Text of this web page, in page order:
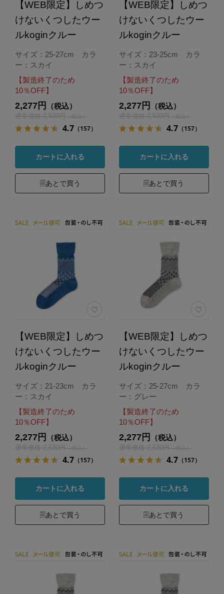
【WEB限定】しめつ
けないくつしたウー
ルkoginクルー
サイズ：25-27cm カラ
ー：スカイ
【製造終了のため
10％OFF】
2,277円 （税込）
通常価格 2,530円 （税込）
4.7（157）
カートに入れる
あとで買う
【WEB限定】しめつ
けないくつしたウー
ルkoginクルー
サイズ：23-25cm カラ
ー：スカイ
【製造終了のため
10％OFF】
2,277円 （税込）
通常価格 2,530円 （税込）
4.7（157）
カートに入れる
あとで買う
【WEB限定】しめつ
けないくつしたウー
ルkoginクルー
サイズ：21-23cm カラ
ー：スカイ
【製造終了のため
10％OFF】
2,277円 （税込）
通常価格 2,530円 （税込）
4.7（157）
カートに入れる
あとで買う
【WEB限定】しめつ
けないくつしたウー
ルkoginクルー
サイズ：25-27cm カラ
ー：グレー
【製造終了のため
10％OFF】
2,277円 （税込）
通常価格 2,530円 （税込）
4.7（157）
カートに入れる
あとで買う